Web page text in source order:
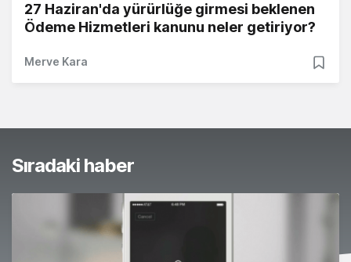
27 Haziran'da yürürlüğe girmesi beklenen
Ödeme Hizmetleri kanunu neler getiriyor?
Merve Kara
Sıradaki haber